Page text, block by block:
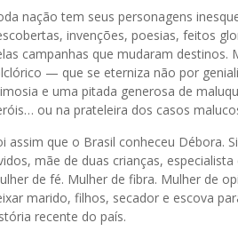
nação tem seus personagens
invenções, poesias, feitos
campanhas que mudaram
— que se eterniza não por
e uma pitada generosa de
ou na prateleira dos casos
assim que o Brasil conheceu Débora.
mãe de duas crianças,
de fé. Mulher de fibra. Mulher de
marido, filhos, secador e escova
recente do país.